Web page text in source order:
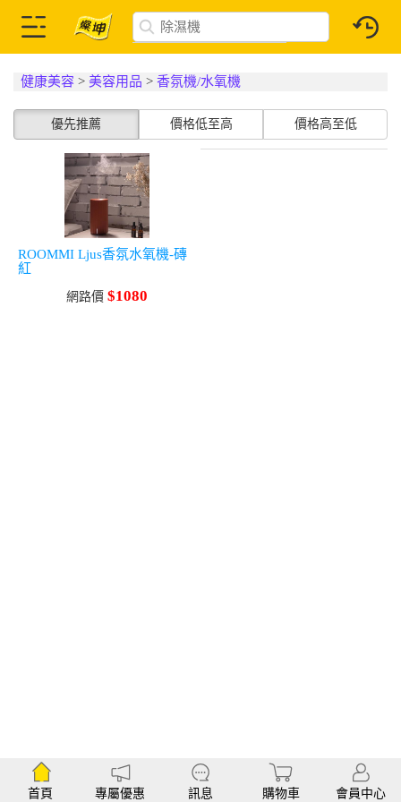
健康美容 >美容用品 >香氛機/水氧機
優先推薦 價格低至高 價格高至低
ROOMMI Ljus香氛水氧機-磚
紅
網路價 $1080
首頁 專屬優惠 訊息 購物車 會員中心